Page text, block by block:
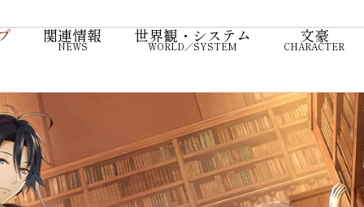
関連情報 世界観・システム 文豪